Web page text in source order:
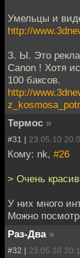
Умельцы и
http://
З. Ы. Это
Canon ! Хотя
100 баксов.
http://
Термос »
#31 | 23.05.10
Кому: nk, #26
> Очень
У них много
Можно
Раз-Два »
#32 | 23.05.10